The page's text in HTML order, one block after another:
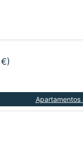
Apartamentos